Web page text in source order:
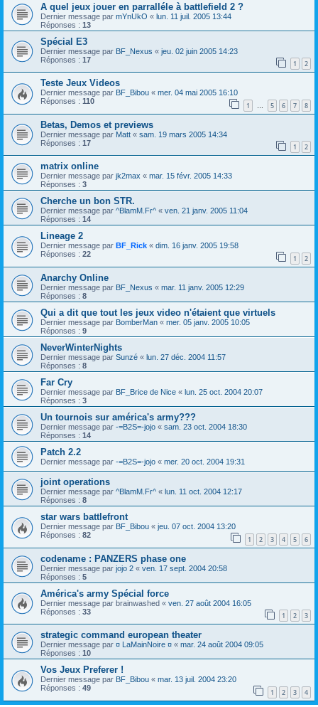
A quel jeux jouer en parralléle à battlefield 2 ?
Dernier message par mYnUkO « lun. 11 juil. 2005 13:44
Réponses : 13
Spécial E3
Dernier message par BF_Nexus « jeu. 02 juin 2005 14:23
Réponses : 17 1 2
Teste Jeux Videos
Dernier message par BF_Bibou « mer. 04 mai 2005 16:10
Réponses : 110 1 … 5 6 7 8
Betas, Demos et previews
Dernier message par Matt « sam. 19 mars 2005 14:34
Réponses : 17 1 2
matrix online
Dernier message par jk2max « mar. 15 févr. 2005 14:33
Réponses : 3
Cherche un bon STR.
Dernier message par ^BlamM.Fr^ « ven. 21 janv. 2005 11:04
Réponses : 14
Lineage 2
Dernier message par BF_Rick « dim. 16 janv. 2005 19:58
Réponses : 22 1 2
Anarchy Online
Dernier message par BF_Nexus « mar. 11 janv. 2005 12:29
Réponses : 8
Qui a dit que tout les jeux video n'étaient que virtuels
Dernier message par BomberMan « mer. 05 janv. 2005 10:05
Réponses : 9
NeverWinterNights
Dernier message par Sunzé « lun. 27 déc. 2004 11:57
Réponses : 8
Far Cry
Dernier message par BF_Brice de Nice « lun. 25 oct. 2004 20:07
Réponses : 3
Un tournois sur américa's army???
Dernier message par -=B2S=-jojo « sam. 23 oct. 2004 18:30
Réponses : 14
Patch 2.2
Dernier message par -=B2S=-jojo « mer. 20 oct. 2004 19:31
joint operations
Dernier message par ^BlamM.Fr^ « lun. 11 oct. 2004 12:17
Réponses : 8
star wars battlefront
Dernier message par BF_Bibou « jeu. 07 oct. 2004 13:20
Réponses : 82 1 2 3 4 5 6
codename : PANZERS phase one
Dernier message par jojo 2 « ven. 17 sept. 2004 20:58
Réponses : 5
América's army Spécial force
Dernier message par brainwashed « ven. 27 août 2004 16:05
Réponses : 33 1 2 3
strategic command european theater
Dernier message par ¤ LaMainNoire ¤ « mar. 24 août 2004 09:05
Réponses : 10
Vos Jeux Preferer !
Dernier message par BF_Bibou « mar. 13 juil. 2004 23:20
Réponses : 49 1 2 3 4